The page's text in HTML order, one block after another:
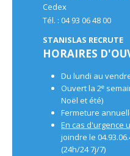
Cedex
Tél. : 04 93 06 48 00
STANISLAS RECRUTE
HORAIRES
Du lundi au
Ouvert la 2e
Noël et été)
Fermeture
En cas d'urgence
joindre le
(24h/24 7j/7)